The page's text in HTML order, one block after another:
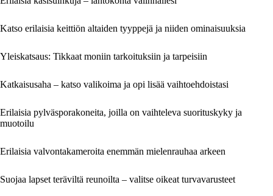
Katso erilaisia keittiön altaiden tyyppejä ja niiden ominaisuuksia
Yleiskatsaus: Tikkaat moniin tarkoituksiin ja tarpeisiin
Katkaisusaha – katso valikoima ja opi lisää vaihtoehdoistasi
Erilaisia pylväsporakoneita, joilla on vaihteleva suorituskyky ja
muotoilu
Erilaisia valvontakameroita enemmän mielenrauhaa arkeen
Suojaa lapset teräviltä reunoilta – valitse oikeat turvavarusteet